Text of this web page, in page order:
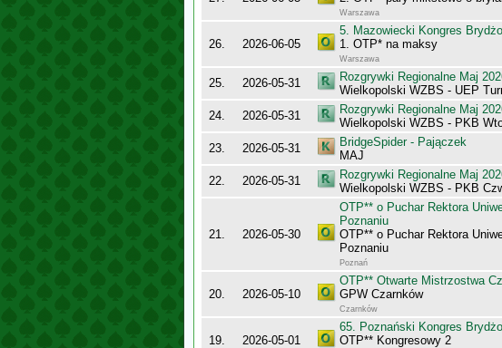
Warszawa
26. 2026-06-05
5. Mazowiecki Kongres
1. OTP* na maksy
Warszawa
25. 2026-05-31
Rozgrywki Regionalne Maj
Wielkopolski WZBS - UEP
24. 2026-05-31
Rozgrywki Regionalne Maj
Wielkopolski WZBS - PKB
23. 2026-05-31
BridgeSpider - Pajączek
MAJ
22. 2026-05-31
Rozgrywki Regionalne Maj
Wielkopolski WZBS - PKB
21. 2026-05-30
OTP** o Puchar Rektora
Poznaniu
OTP** o Puchar Rektora
Poznaniu
Poznań
20. 2026-05-10
OTP** Otwarte Mistrzostwa
GPW Czarnków
Czarnków
19. 2026-05-01
65. Poznański Kongres
OTP** Kongresowy 2